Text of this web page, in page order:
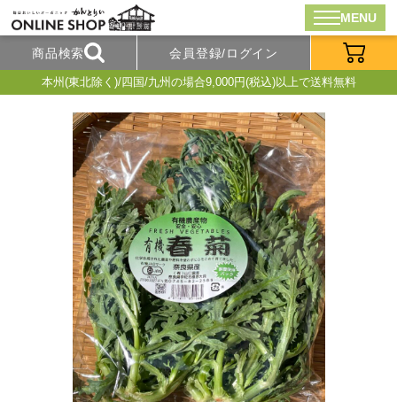
MENU
商品検索 会員登録/ログイン
本州(東北除く)/四国/九州の場合9,000円(税込)以上で送料無料